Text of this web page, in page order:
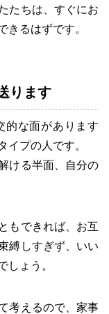
たちは、すぐにお
きるはずです。
ります
的な面があります
イプの人です。
ける半面、自分の
もできれば、お互
縛しすぎず、いい
しょう。
考えるので、家事